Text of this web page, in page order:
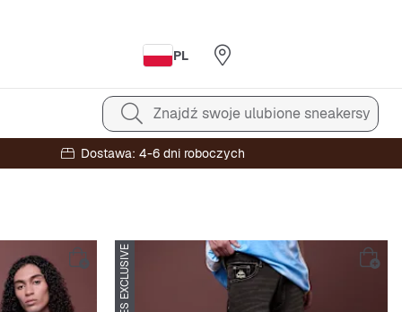
PL
Znajdź swoje ulubione sneakersy
Dostawa: 4-6 dni roboczych
SNIPES EXCLUSIVE